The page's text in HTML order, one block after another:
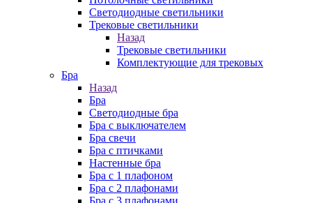
Светодиодные светильники
Трековые светильники
Назад
Трековые светильники
Комплектующие для трековых
Бра
Назад
Бра
Светодиодные бра
Бра с выключателем
Бра свечи
Бра с птичками
Настенные бра
Бра с 1 плафоном
Бра с 2 плафонами
Бра с 3 плафонами